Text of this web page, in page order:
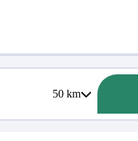
50km